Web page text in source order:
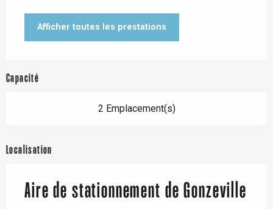
Afficher toutes les prestations
Capacité
2 Emplacement(s)
Localisation
Aire de stationnement de Gonzeville